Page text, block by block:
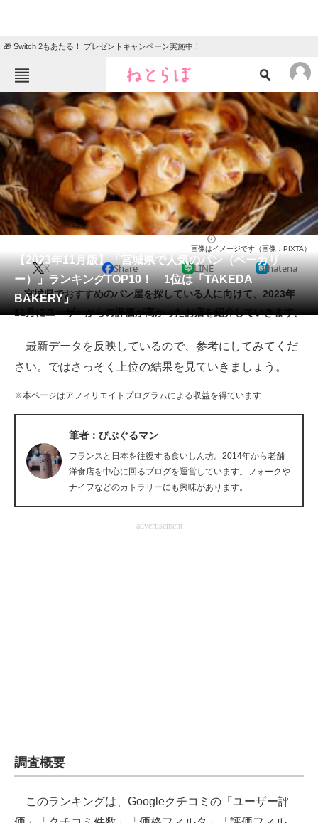
🎁 Switch 2もあたる！ プレゼントキャンペーン実施中！
ねとらぼメニュー
TOP ニュース
エンタメ クイズ
グルメ 地域
住まい 教育・育児
動物 リサーチ
会員記事
メディア
注目記事を集めた総合ページ
ITの今と未来を見通す
好きが集まる 比べて選べる
ビジネスと働き方のヒント
エレクトロニクス専門サイト
電子設計の基本と応用
【2023年11月版】「宮城県で人気のパン（ベーカリ
ー）」ランキングTOP10！ 1位は「TAKEDA
BAKERY」
画像はイメージです（画像：PIXTA）
X Share LINE hatena
宮城県でおすすめのパン屋を探している人に向けて、2023年
11月にユーザーからの評価が高かったお店を紹介していきます。
最新データを反映しているので、参考にしてみてくだ
さい。ではさっそく上位の結果を見ていきましょう。
※本ページはアフィリエイトプログラムによる収益を得ています
筆者：びぶぐるマン
フランスと日本を往復する食いしん坊。2014年から老舗
洋食店を中心に回るブログを運営しています。フォークや
ナイフなどのカトラリーにも興味があります。
advertisement
調査概要
このランキングは、Googleクチコミの「ユーザー評